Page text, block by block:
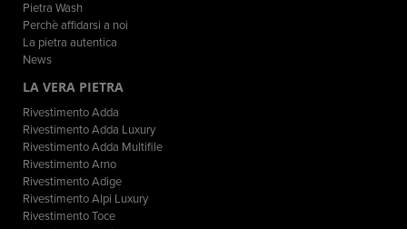
Pietra Wash
Perchè affidarsi a noi
La pietra autentica
News
LA VERA PIETRA
Rivestimento Adda
Rivestimento Adda Luxury
Rivestimento Adda Multifile
Rivestimento Arno
Rivestimento Adige
Rivestimento Alpi Luxury
Rivestimento Toce